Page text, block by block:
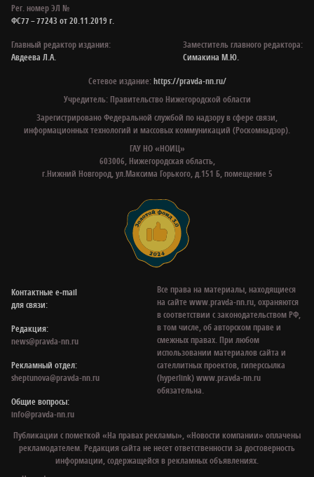
Рег. номер ЭЛ №
ФС77 – 77243 от 20.11.2019 г.
Главный редактор издания:
Авдеева Л.А.
Заместитель главного редактора:
Симакина М.Ю.
Сетевое издание:https://pravda-nn.ru/
Учредитель: Правительство Нижегородской области
Зарегистрировано Федеральной службой по надзору в сфере связи,
информационных технологий и массовых коммуникаций (Роскомнадзор).
ГАУ НО «НОИЦ»
603006, Нижегородская область,
г.Нижний Новгород, ул.Максима Горького, д.151 Б, помещение 5
Контактные e‑mail
для связи:
Редакция:
news@pravda-nn.ru
Рекламный отдел:
sheptunova@pravda-nn.ru
Общие вопросы:
info@pravda-nn.ru
Все права на материалы, находящиеся
на сайте www.pravda-nn.ru, охраняются
в соответствии с законодательством РФ,
в том числе, об авторском праве и
смежных правах. При любом
использовании материалов сайта и
сателлитных проектов, гиперссылка
(hyperlink) www.pravda-nn.ru
обязательна.
Публикации с пометкой «На правах рекламы», «Новости компании» оплачены
рекламодателем. Редакция сайта не несет ответственности за достоверность
информации, содержащейся в рекламных объявлениях.